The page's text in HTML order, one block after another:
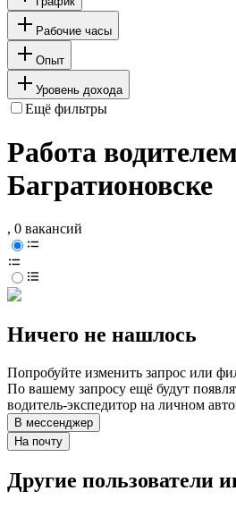
Рабочие часы
Опыт
Уровень дохода
Ещё фильтры
Работа
Багратионовске
, 0 вакансий
Ничего не нашлось
Попробуйте изменить запрос или
По вашему запросу ещё будут
водитель-экспедитор на личном
В мессенджер
На почту
Другие пользователи